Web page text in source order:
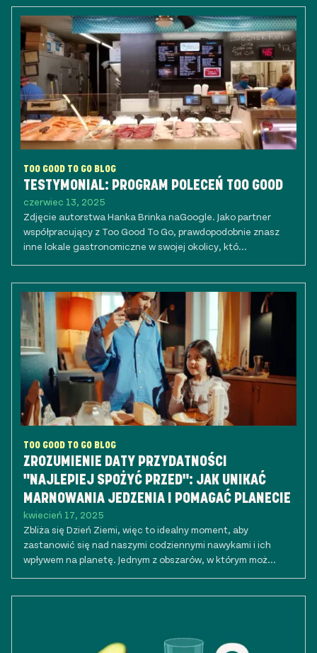
TOO GOOD TO GO BLOG
TESTYMONIAL: PROGRAM POLECEŃ TOO GOOD
czerwiec 13, 2025
Zdjęcie autorstwa Hanka Brinka naGoogle. Jako partner
współpracujący z Too Good To Go, prawdopodobnie znasz
inne lokale gastronomiczne w swojej okolicy, któ...
TOO GOOD TO GO BLOG
ZROZUMIENIE DATY PRZYDATNOŚCI
"NAJLEPIEJ SPOŻYĆ PRZED": JAK UNIKAĆ
MARNOWANIA JEDZENIA I POMAGAĆ PLANECIE
kwiecień 17, 2025
Zbliża się Dzień Ziemi, więc to idealny moment, aby
zastanowić się nad naszymi codziennymi nawykami i ich
wpływem na planetę. Jednym z obszarów, w którym moż...